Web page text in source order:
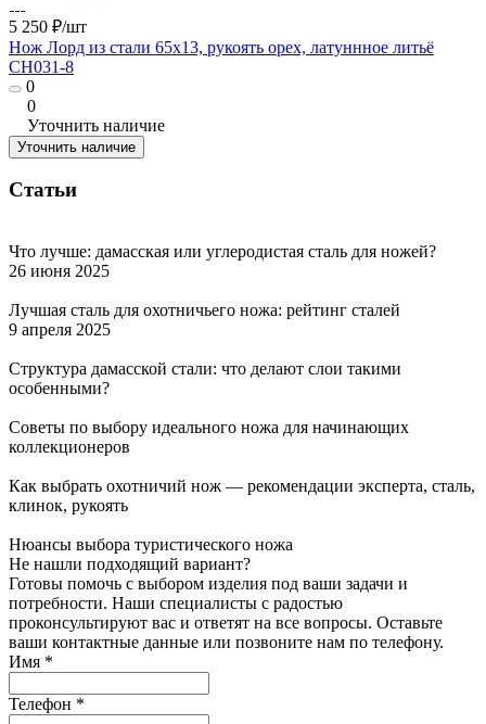
5 250 ₽/шт
Нож Лорд из стали 65х13, рукоять орех, латуннное литьё
CH031-8
0
0
Уточнить наличие
Уточнить наличие
Статьи
Что лучше: дамасская или углеродистая сталь для ножей?
26 июня 2025
Лучшая сталь для охотничьего ножа: рейтинг сталей
9 апреля 2025
Структура дамасской стали: что делают слои такими
особенными?
Советы по выбору идеального ножа для начинающих
коллекционеров
Как выбрать охотничий нож — рекомендации эксперта, сталь,
клинок, рукоять
Нюансы выбора туристического ножа
Не нашли подходящий вариант?
Готовы помочь с выбором изделия под ваши задачи и
потребности. Наши специалисты с радостью
проконсультируют вас и ответят на все вопросы. Оставьте
ваши контактные данные или позвоните нам по телефону.
Имя *
Телефон *